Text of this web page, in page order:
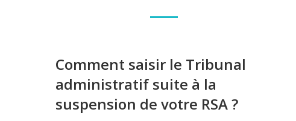
Comment saisir le Tribunal
administratif suite à la
suspension de votre RSA ?